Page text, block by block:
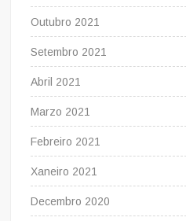
Outubro 2021
Setembro 2021
Abril 2021
Marzo 2021
Febreiro 2021
Xaneiro 2021
Decembro 2020